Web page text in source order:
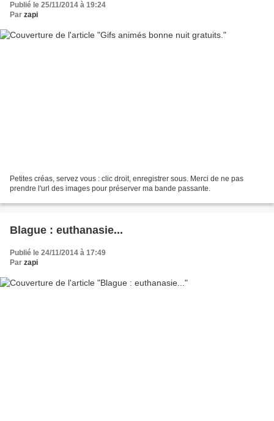
Publié le 25/11/2014 à 19:24
Par zapi
Petites créas, servez vous : clic droit, enregistrer sous. Merci de ne pas
prendre l'url des images pour préserver ma bande passante.
Blague : euthanasie...
Publié le 24/11/2014 à 17:49
Par zapi